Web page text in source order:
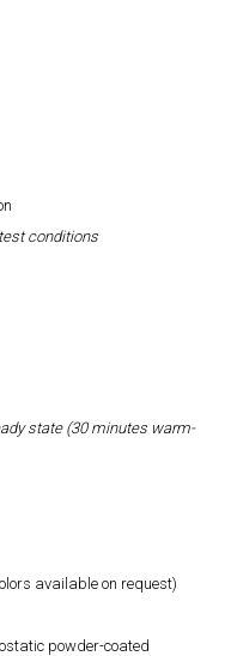
conditions
state (30 minutes warm-
available on request)
powder-coated